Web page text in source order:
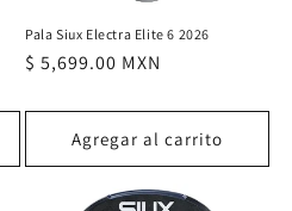
Pala Siux Electra Elite 6 2026
Precio
$ 5,699.00 MXN
Agregar al carrito